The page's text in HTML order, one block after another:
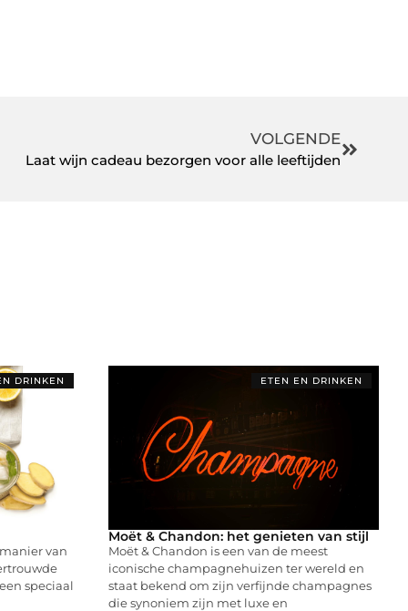
VOLGENDE
Laat wijn cadeau bezorgen voor alle leeftijden
DRINKEN
van
speciaal
ETEN EN DRINKEN
Moët & Chandon: het genieten van stijl
Moët & Chandon is een van de meest
iconische champagnehuizen ter wereld en
staat bekend om zijn verfijnde champagnes
die synoniem zijn met luxe en